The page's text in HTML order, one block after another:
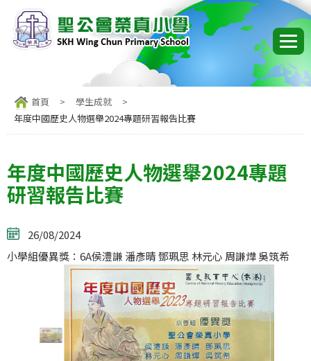
首頁 > 學生成就
>
年度中國歷史人物選舉2024專題研習報告比賽
年度中國歷史人物選舉2024專題
研習報告比賽
26/08/2024
小學組優異獎：6A侯澧謙 潘彥晴 鄧珮思 林元心 周謙燁 吳筑希